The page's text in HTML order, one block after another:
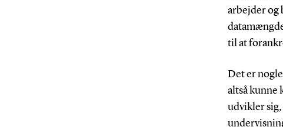
arbejder og
til at
Det er
altså kunne
udvikler sig,